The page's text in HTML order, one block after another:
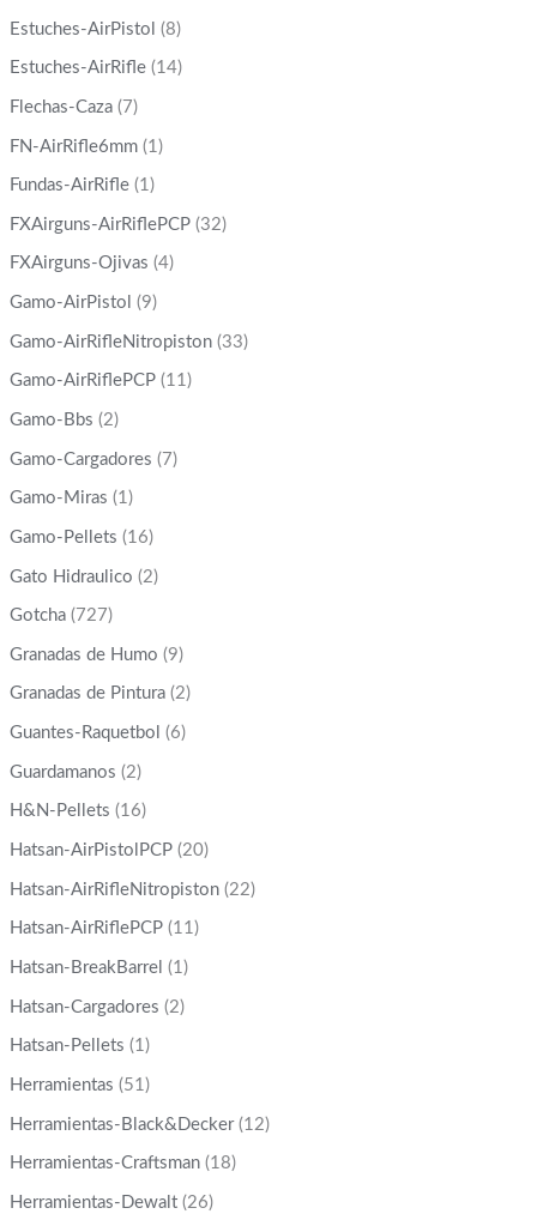
Estuches-AirPistol (8)
Estuches-AirRifle (14)
Flechas-Caza (7)
FN-AirRifle6mm (1)
Fundas-AirRifle (1)
FXAirguns-AirRiflePCP (32)
FXAirguns-Ojivas (4)
Gamo-AirPistol (9)
Gamo-AirRifleNitropiston (33)
Gamo-AirRiflePCP (11)
Gamo-Bbs (2)
Gamo-Cargadores (7)
Gamo-Miras (1)
Gamo-Pellets (16)
Gato Hidraulico (2)
Gotcha (727)
Granadas de Humo (9)
Granadas de Pintura (2)
Guantes-Raquetbol (6)
Guardamanos (2)
H&N-Pellets (16)
Hatsan-AirPistolPCP (20)
Hatsan-AirRifleNitropiston (22)
Hatsan-AirRiflePCP (11)
Hatsan-BreakBarrel (1)
Hatsan-Cargadores (2)
Hatsan-Pellets (1)
Herramientas (51)
Herramientas-Black&Decker (12)
Herramientas-Craftsman (18)
Herramientas-Dewalt (26)